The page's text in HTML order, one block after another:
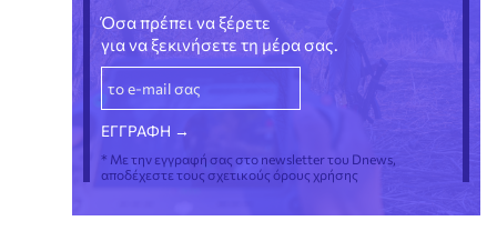
Όσα πρέπει να ξέρετε
για να ξεκινήσετε τη μέρα σας.
* Με την εγγραφή σας στο newsletter του Dnews,
αποδέχεστε τους σχετικούς όρους χρήσης